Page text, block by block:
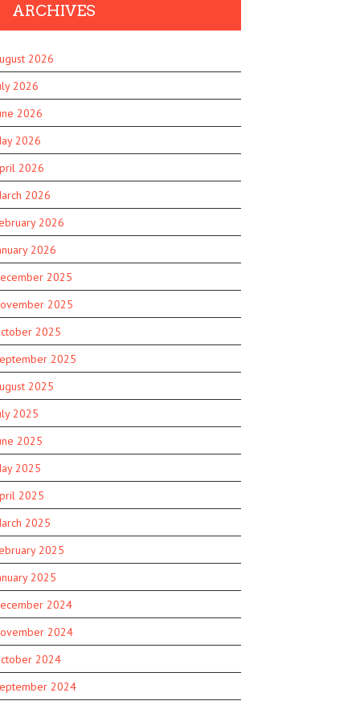
ARCHIVES
2026
2026
2026
2026
2026
2026
2026
2026
2025
2025
2025
2025
2025
2025
2025
2025
2025
2025
2025
2025
2024
2024
2024
2024